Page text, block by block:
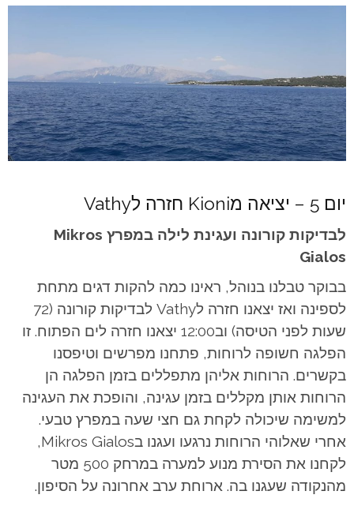
יום 5 – יציאה מKioni חזרה לVathy
לבדיקות קורונה ועגינת לילה במפרץ Mikros
Gialos
בבוקר טבלנו בנוהל, ראינו כמה להקות דגים מתחת
לספינה ואז יצאנו חזרה לVathy לבדיקות קורונה (72
שעות לפני הטיסה) וב12:00 יצאנו חזרה לים הפתוח. זו
הפלגה חשופה לרוחות, פתחנו מפרשים וטיפסנו
בקשרים. הרוחות אליהן מתפללים בזמן הפלגה הן
הרוחות אותן מקללים בזמן עגינה, והופכת את העגינה
למשימה שיכולה לקחת גם חצי שעה במפרץ טבעי.
אחרי שאלוהי הרוחות נרגעו ועגנו בMikros Gialos,
לקחנו את הסירת מנוע למערה במרחק 500 מטר
מהנקודה שעגנו בה. ארוחת ערב אחרונה על הסיפון.